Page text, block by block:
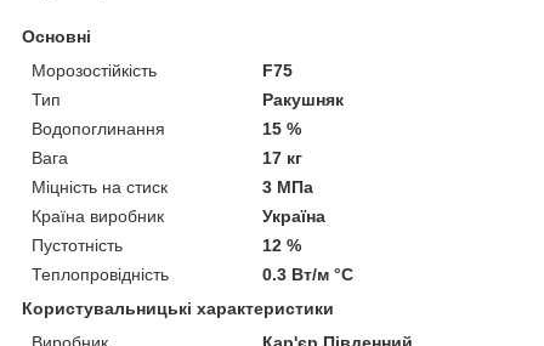
Основні
Морозостійкість
F75
Тип
Ракушняк
Водопоглинання
15 %
Вага
17 кг
Міцність на стиск
3 МПа
Країна виробник
Україна
Пустотність
12 %
Теплопровідність
0.3 Вт/м °С
Користувальницькі характеристики